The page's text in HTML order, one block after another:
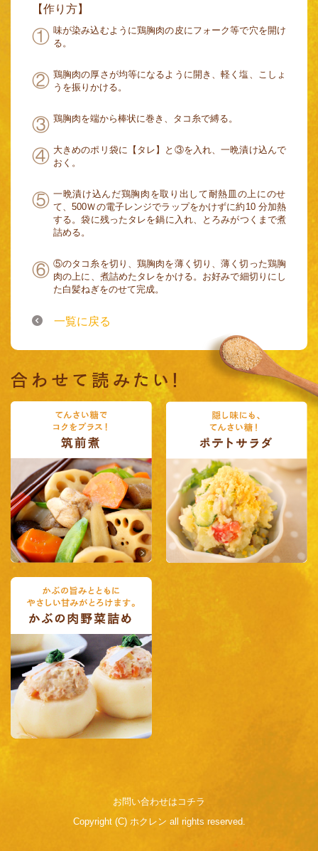
【作り方】
味が染み込むように鶏胸肉の皮にフォーク等で穴を開け
る。
鶏胸肉の厚さが均等になるように開き、軽く塩、こしょ
うを振りかける。
鶏胸肉を端から棒状に巻き、タコ糸で縛る。
大きめのポリ袋に【タレ】と③を入れ、一晩漬け込んで
おく。
一晩漬け込んだ鶏胸肉を取り出して耐熱皿の上にのせ
て、500Ｗの電子レンジでラップをかけずに約10 分加熱
する。袋に残ったタレを鍋に入れ、とろみがつくまで煮
詰める。
⑤のタコ糸を切り、鶏胸肉を薄く切り、薄く切った鶏胸
肉の上に、煮詰めたタレをかける。お好みで細切りにし
た白髪ねぎをのせて完成。
一覧に戻る
お問い合わせはコチラ
Copyright (C) ホクレン all rights reserved.